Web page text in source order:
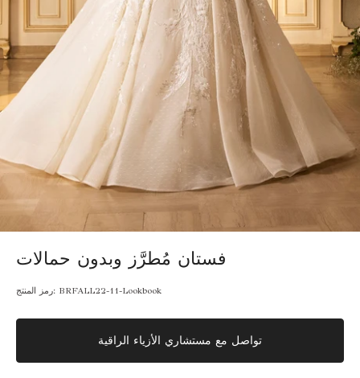
فستان مُطرَّز وبدون حمالات
رمز المنتج: BRFALL22-11-Lookbook
تواصل مع مستشاري الأزياء الراقية